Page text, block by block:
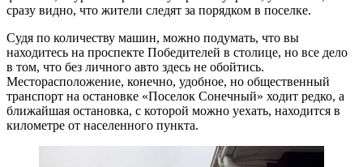
сразу видно, что жители следят за порядком в поселке.
Судя по количеству машин, можно подумать, что вы
находитесь на проспекте Победителей в столице, но все дело
в том, что без личного авто здесь не обойтись.
Месторасположение, конечно, удобное, но общественный
транспорт на остановке «Поселок Сонечный» ходит редко, а
ближайшая остановка, с которой можно уехать, находится в
километре от населенного пункта.